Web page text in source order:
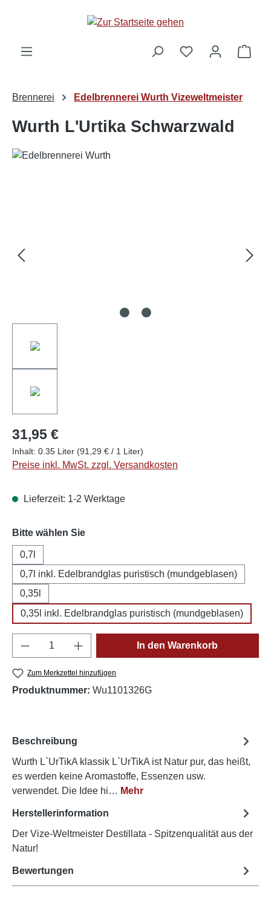
Brennerei Edelbrennerei Wurth Vizeweltmeister
Wurth L'Urtika Schwarzwald
31,95 €
Inhalt: 0.35 Liter (91,29 € / 1 Liter)
Preise inkl. MwSt. zzgl. Versandkosten
Lieferzeit: 1-2 Werktage
Bitte wählen Sieauswählen
0,7l
0,7l inkl. Edelbrandglas puristisch (mundgeblasen)
0,35l
0,35l inkl. Edelbrandglas puristisch (mundgeblasen)
Produkt Anzahl: Gib den gewünschten
In den Warenkorb
Zum Merkzettel hinzufügen
Produktnummer: Wu1101326G
Beschreibung
Wurth L`UrTikA klassik L`UrTikA ist Natur pur, das heißt,
es werden keine Aromastoffe, Essenzen usw.
verwendet. Die Idee hi… Mehr
Herstellerinformation
Der Vize-Weltmeister Destillata - Spitzenqualität aus der
Natur!
Bewertungen